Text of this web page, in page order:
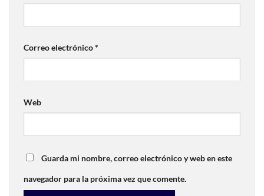
Correo electrónico*
Web
Guarda mi nombre, correo electrónico y web en este
navegador para la próxima vez que comente.